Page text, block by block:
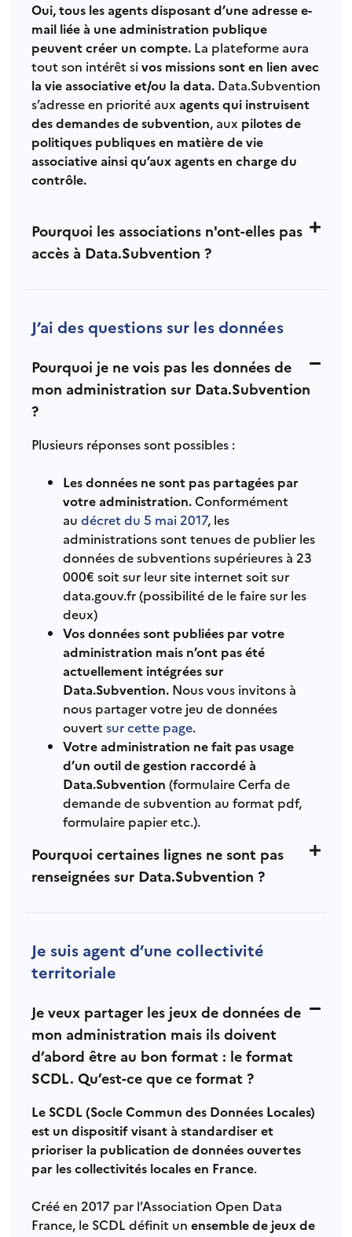
Oui, tous les agents disposant d’une adresse e-
mail liée à une administration publique
peuvent créer un compte. La plateforme aura
tout son intérêt sivos missions sont en lien avec
la vie associative et/ou la data. Data.Subvention
s’adresse en priorité aux agents qui instruisent
des demandes de subvention, aux pilotes de
politiques publiques en matière de vie
associative ainsi qu’aux agents en charge du
contrôle.
Pourquoi les associations n'ont-elles pas
accès à Data.Subvention ?
J’ai des questions sur les données
Pourquoi je ne vois pas les données de
mon administration sur Data.Subvention
?
Plusieurs réponses sont possibles :
Les données ne sont pas partagées par
votre administration.Conformément
au décret du 5 mai 2017, les
administrations sont tenues de publier les
données de subventions supérieures à 23
000€ soit sur leur site internet soit sur
data.gouv.fr (possibilité de le faire sur les
deux)
Vos données sont publiées par votre
administration mais n’ont pas été
actuellement intégrées sur
Data.Subvention. Nous vous invitons à
nous partager votre jeu de données
ouvertsur cette page.
Votre administration ne fait pas usage
d’un outil de gestion raccordé à
Data.Subvention (formulaire Cerfa de
demande de subvention au format pdf,
formulaire papier etc.).
Pourquoi certaines lignes ne sont pas
renseignées sur Data.Subvention ?
Je suis agent d’une collectivité
territoriale
Je veux partager les jeux de données de
mon administration mais ils doivent
d’abord être au bon format : le format
SCDL. Qu’est-ce que ce format ?
Le SCDL (Socle Commun des Données Locales)
est un dispositif visant à standardiser et
prioriser la publication de données ouvertes
par les collectivités locales en France.
Créé en 2017 par l’Association Open Data
France, le SCDL définit un ensemble de jeux de